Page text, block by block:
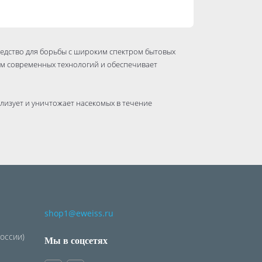
для борьбы с широким спектром бытовых
современных технологий и обеспечивает
и уничтожает насекомых в течение
клопами, мухами, комарами,
до 2 недель.
shop1@eweiss.ru
Мы в соцсетях